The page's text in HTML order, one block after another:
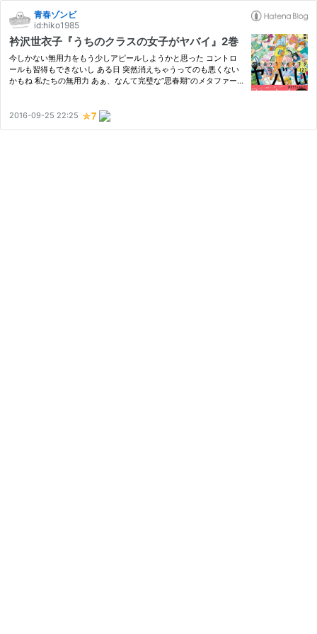
青春ゾンビ
id:hiko1985
衿沢世衣子『うちのクラスの女子がヤバイ』2巻
今しかない無用力をもう少しアピールしようかと思った コントロ
ールも習得もできないし ある日 突然消えちゃうってのも悪くない
かもね 私たちの無用力 あぁ、なんて完璧な”思春期”のメタファー
グ…
2016-09-25 22:25